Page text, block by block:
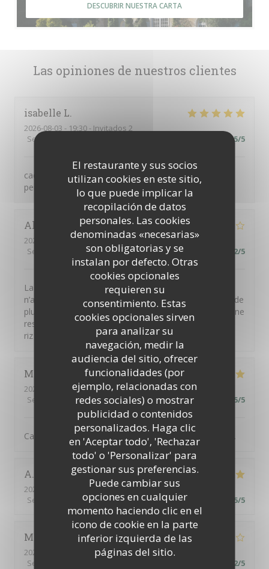
El restaurante y sus socios
utilizan cookies en este sitio,
lo que puede implicar la
recopilación de datos
personales. Las cookies
denominadas «necesarias»
son obligatorias y se
instalan por defecto. Otras
cookies opcionales
requieren su
consentimiento. Estas
cookies opcionales sirven
para analizar su
navegación, medir la
audiencia del sitio, ofrecer
funcionalidades (por
ejemplo, relacionadas con
redes sociales) o mostrar
publicidad o contenidos
personalizados. Haga clic
en 'Aceptar todo', 'Rechazar
todo' o 'Personalizar' para
gestionar sus preferencias.
Puede cambiar sus
opciones en cualquier
momento haciendo clic en el
icono de cookie en la parte
inferior izquierda de las
páginas del sitio.
Las opiniones de nuestros clientes
isabelle L
2026-08-03 - 19:30 - Invitados 2
Servicio
5/5
cadre magnifique avec son jardin, service excellent,
personnel très accueillant, menu top
Alain
2026-08-06
- 19:45 - Invitados 4
Servicio
Ambiente:3/5 Menú:3/5 Calidad / Precio 2/5
La terrine de foie gras n’avait aucun goût et le magret
n’a pas été servi rosé comme attendu mais à point et de
plus n’avait pas bon goût ( à vrai dire le morceau servi ne
ressemblait pas à du magret) Par contre le feuilleté de
riz de veau était parfait en terme de dosage du poivre.
Martine
2026-08-06
- 19:30 - Invitados 3
Servicio
Ambiente:5/5 Menú: 5/5 Calidad / Precio 5/5
Cadre idyllique, ambiance sympathique. Mets délicieux.
A
2026-08-02
- 13:00 - Invitados 6
Servicio
Ambiente:5/5 Menú:5/5 Calidad / Precio 5/5
Monica
2026-08-02
- 12:30 - Invitados 4
Servicio
2/5
DESCUBRIR NUESTRA CARTA